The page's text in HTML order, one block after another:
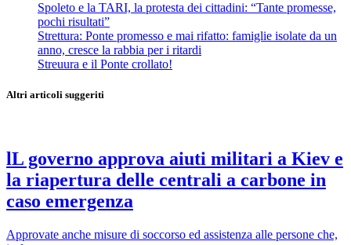
Spoleto e la TARI, la protesta dei cittadini: “Tante promesse,
pochi risultati”
Strettura: Ponte promesso e mai rifatto: famiglie isolate da un
anno, cresce la rabbia per i ritardi
Streuura e il Ponte crollato!
Altri articoli suggeriti
lL governo approva aiuti militari a Kiev e
la riapertura delle centrali a carbone in
caso emergenza
Approvate anche misure di soccorso ed assistenza alle persone che,